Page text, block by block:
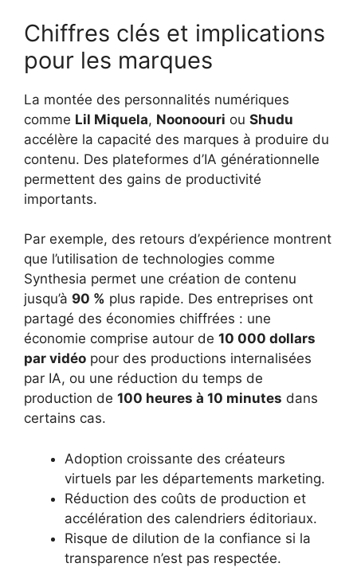
Chiffres clés et implications
pour les marques
La montée des personnalités numériques
comme Lil Miquela, Noonoouri ou Shudu
accélère la capacité des marques à produire du
contenu. Des plateformes d’IA générationnelle
permettent des gains de productivité
importants.
Par exemple, des retours d’expérience montrent
que l’utilisation de technologies comme
Synthesia permet une création de contenu
jusqu’à 90 % plus rapide. Des entreprises ont
partagé des économies chiffrées : une
économie comprise autour de 10 000 dollars
par vidéo pour des productions internalisées
par IA, ou une réduction du temps de
production de 100 heures à 10 minutes dans
certains cas.
Adoption croissante des créateurs
virtuels par les départements marketing.
Réduction des coûts de production et
accélération des calendriers éditoriaux.
Risque de dilution de la confiance si la
transparence n’est pas respectée.